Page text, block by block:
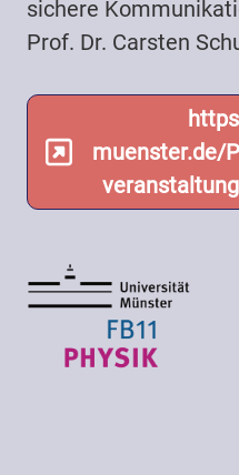
sichere
Prof. Dr. Carsten
muenster.de/